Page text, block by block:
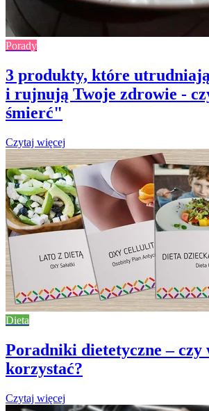
Porady
3 produkty, które
i rujnują Twoje zdrowie -
śmierć"
Czytaj więcej
Dieta
Poradniki dietetyczne – czy
korzystać?
Czytaj więcej